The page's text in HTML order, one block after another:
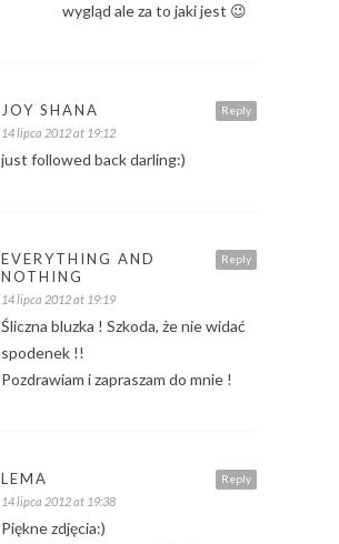
wygląd ale za to jaki jest 😉
Reply
JOY SHANA
14 lipca 2012 at 19:12
just followed back darling:)
Reply
EVERYTHING AND
NOTHING
14 lipca 2012 at 19:19
Śliczna bluzka ! Szkoda, że nie widać
spodenek !!
Pozdrawiam i zapraszam do mnie !
Reply
LEMA
14 lipca 2012 at 19:38
Piękne zdjęcia:)